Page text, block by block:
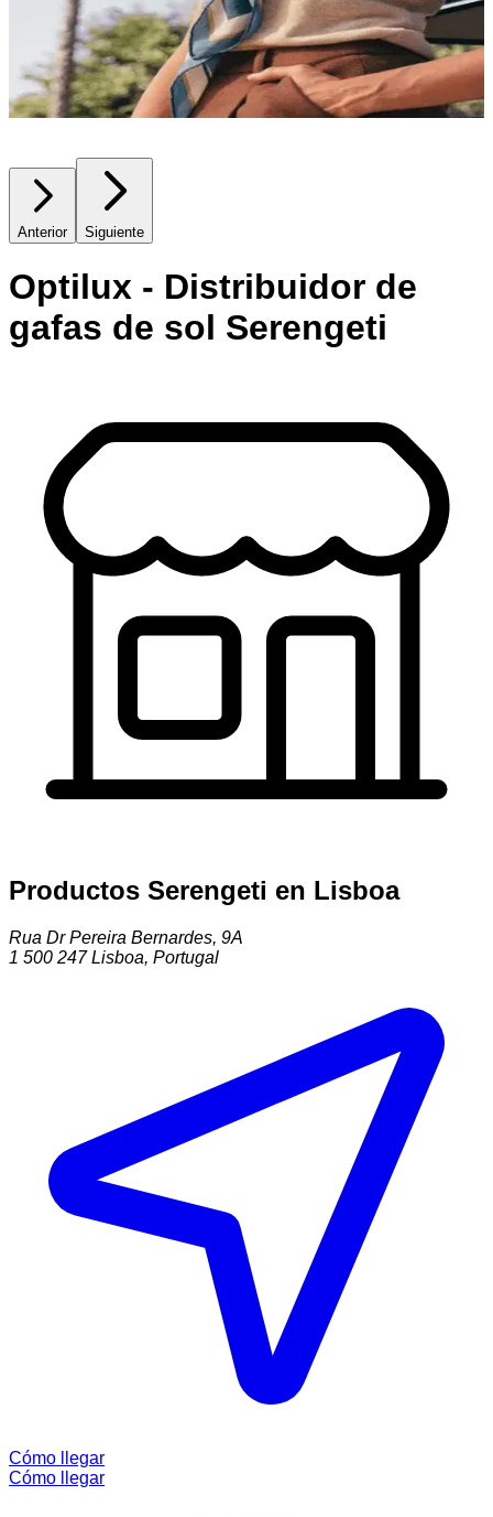
Anterior Siguiente
Optilux - Distribuidor de
gafas de sol Serengeti
Productos Serengeti en Lisboa
Rua Dr Pereira Bernardes, 9A
1 500 247 Lisboa, Portugal
Cómo llegar
Cómo llegar